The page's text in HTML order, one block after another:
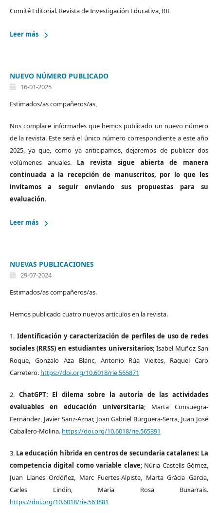
Comité Editorial. Revista de Investigación Educativa, RIE
Leer más
NUEVO NÚMERO PUBLICADO
16-01-2025
Estimados/as compañeros/as,
Nos complace informarles que hemos publicado un nuevo número
de la revista. Este será el único número correspondiente a este año
2025, ya que, como ya anticipamos, dejaremos de publicar dos
volúmenes anuales. La revista sigue abierta de manera
continuada a la recepción de manuscritos, por lo que les
invitamos a seguir enviando sus propuestas para su
evaluación.
Leer más
NUEVAS PUBLICACIONES
29-07-2024
Estimados/as compañeros/as.
Hemos publicado cuatro nuevos artículos en la revista.
1. Identificación y caracterización de perfiles de uso de redes
sociales (RRSS) en estudiantes universitarios; Isabel Muñoz San
Roque, Gonzalo Aza Blanc, Antonio Rúa Vieites, Raquel Caro
Carretero. https://doi.org/10.6018/rie.565871
2. ChatGPT: El dilema sobre la autoría de las actividades
evaluables en educación universitaria; Marta Consuegra-
Fernández, Javier Sanz-Aznar, Joan Gabriel Burguera-Serra, Juan José
Caballero-Molina. https://doi.org/10.6018/rie.565391
3. La educación híbrida en centros de secundaria catalanes: La
competencia digital como variable clave; Núria Castells Gómez,
Juan Llanes Ordóñez, Marc Fuertes-Alpiste, Marta Gràcia Garcia,
Carles Lindín, Maria Rosa Buxarrais.
https://doi.org/10.6018/rie.563881